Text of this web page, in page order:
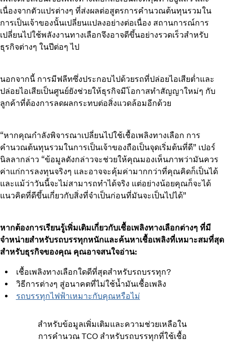
เนื่องจากตัวแปรต่างๆ ที่ส่งผลต่อสูตรการคำนวณต้นทุนรวมใน
การเป็นเจ้าของนั้นเปลี่ยนแปลงอย่างต่อเนื่อง สถานการณ์การ
เปลี่ยนไปใช้พลังงานทางเลือกจึงอาจดีขึ้นอย่างรวดเร็วสำหรับ
ธุรกิจต่างๆ ในปีต่อๆ ไป
นอกจากนี้ การมีฟลีทซึ่งประกอบไปด้วยรถที่ปล่อยไอเสียต่ำและ
ปล่อยไอเสียเป็นศูนย์ยังช่วยให้ธุรกิจมีโอกาสทำสัญญาใหม่ๆ กับ
ลูกค้าที่ต้องการลดผลกระทบต่อสิ่งแวดล้อมอีกด้วย
“หากคุณกำลังพิจารณาเปลี่ยนไปใช้เชื้อเพลิงทางเลือก การ
คำนวณต้นทุนรวมในการเป็นเจ้าของถือเป็นจุดเริ่มต้นที่ดี” เปอร์
นิลลากล่าว “ข้อมูลดังกล่าวจะช่วยให้คุณมองเห็นภาพว่ามันควร
ค่าแก่การลงทุนจริงๆ และอาจจะคุ้มค่ามากกว่าที่คุณคิดก็เป็นได้
และแม้ว่าวันนี้จะไม่สามารถทำได้จริง แต่อย่างน้อยคุณก็จะได้
แนวคิดที่ดีขึ้นเกี่ยวกับสิ่งที่จำเป็นก่อนที่มันจะเป็นไปได้”
หากต้องการเรียนรู้เพิ่มเติมเกี่ยวกับเชื้อเพลิงทางเลือกต่างๆ ที่มี
จำหน่ายสำหรับรถบรรทุกหนักและค้นหาเชื้อเพลิงที่เหมาะสมที่สุด
สำหรับธุรกิจของคุณ คุณอาจสนใจอ่าน:
เชื้อเพลิงทางเลือกใดดีที่สุดสำหรับรถบรรทุก?
วิธีการต่างๆ สู่อนาคตที่ไม่ใช้น้ำมันเชื้อเพลิง
รถบรรทุกไฟฟ้าเหมาะกับคุณหรือไม่
สำหรับข้อมูลเพิ่มเติมและความช่วยเหลือใน
การคำนวณ TCO สำหรับรถบรรทุกที่ใช้เชื้อ